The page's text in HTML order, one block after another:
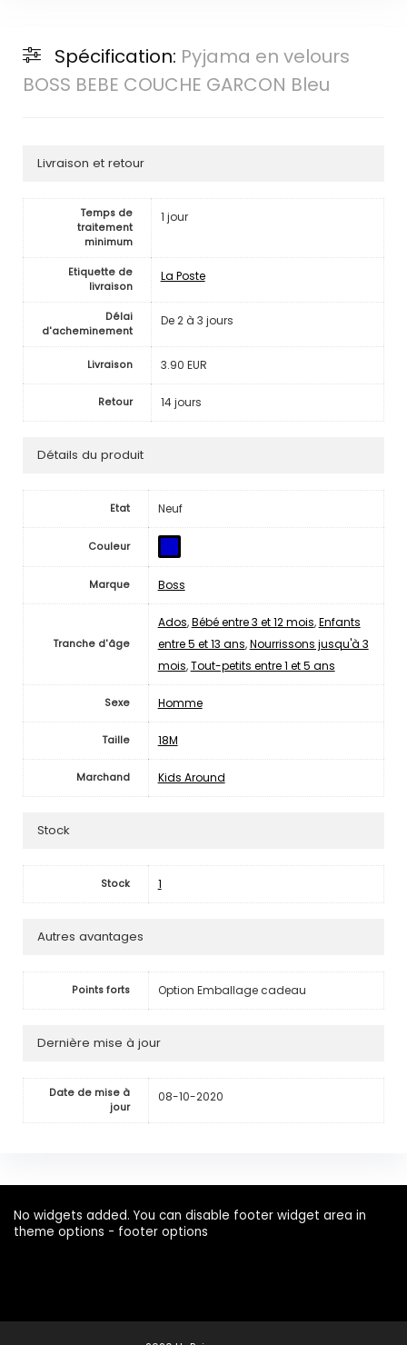
Spécification: Pyjama en velours
BOSS BEBE COUCHE GARCON Bleu
Livraison et retour
Temps de
traitement
minimum
1 jour
Etiquette de
livraison
La Poste
Délai
d'acheminement
De 2 à 3 jours
Livraison 3.90 EUR
Retour 14 jours
Détails du produit
Etat Neuf
Couleur
Marque Boss
Tranche d'âge
Ados,Bébé entre 3 et 12 mois,Enfants
entre 5 et 13 ans,Nourrissons jusqu'à 3
mois,Tout-petits entre 1 et 5 ans
Sexe Homme
Taille 18M
Marchand Kids Around
Stock
Stock 1
Autres avantages
Points forts Option Emballage cadeau
Dernière mise à jour
Date de mise à
jour
08-10-2020
No widgets added. You can disable footer widget area in
theme options - footer options